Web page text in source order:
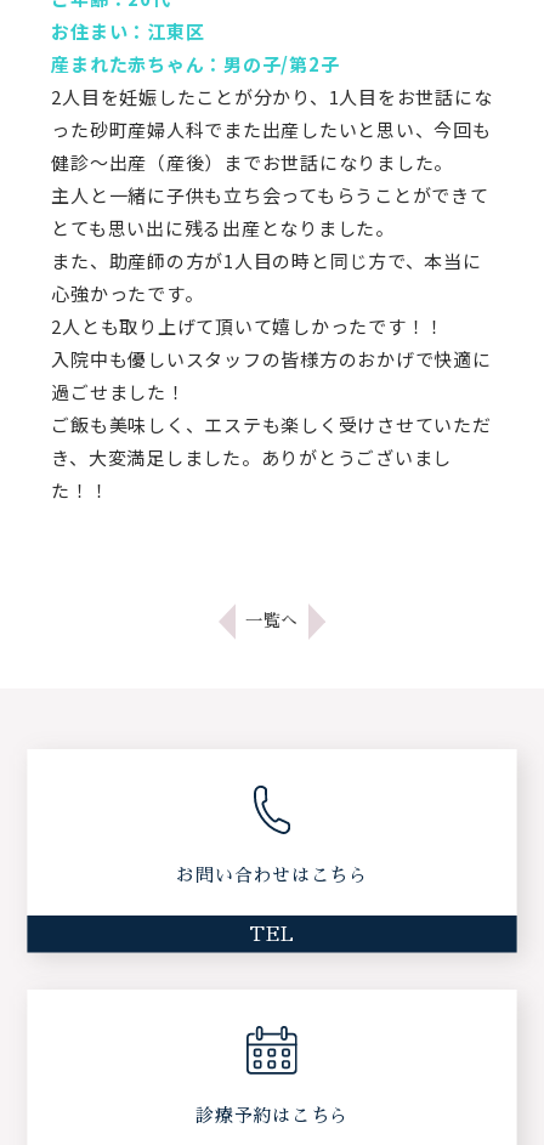
お住まい：江東区
産まれた赤ちゃん：男の子/第2子
2人目を妊娠したことが分かり、1人目をお世話にな
った砂町産婦人科でまた出産したいと思い、今回も
健診～出産（産後）までお世話になりました。
主人と一緒に子供も立ち会ってもらうことができて
とても思い出に残る出産となりました。
また、助産師の方が1人目の時と同じ方で、本当に
心強かったです。
2人とも取り上げて頂いて嬉しかったです！！
入院中も優しいスタッフの皆様方のおかげで快適に
過ごせました！
ご飯も美味しく、エステも楽しく受けさせていただ
き、大変満足しました。ありがとうございまし
た！！
一覧へ
お問い合わせはこちら
TEL
診療予約はこちら